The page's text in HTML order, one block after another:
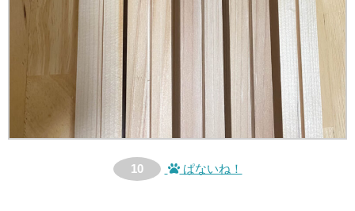
10 ぱないね！